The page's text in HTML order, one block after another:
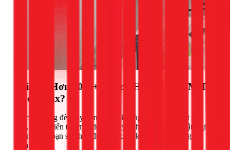
Tại Sao Hơn 1000+ Khách Hàng TPHCM Tin
Chọn 1Fix?
Việc thi công đèn ray nam châm không chỉ là gắn một cái
đèn, mà là kiến tạo một dòng chảy ánh sáng nghệ thuật. Lựa
chọn 1Fix, bạn sẽ nhận được sự cam kết về chất lượng và
dịch vụ: